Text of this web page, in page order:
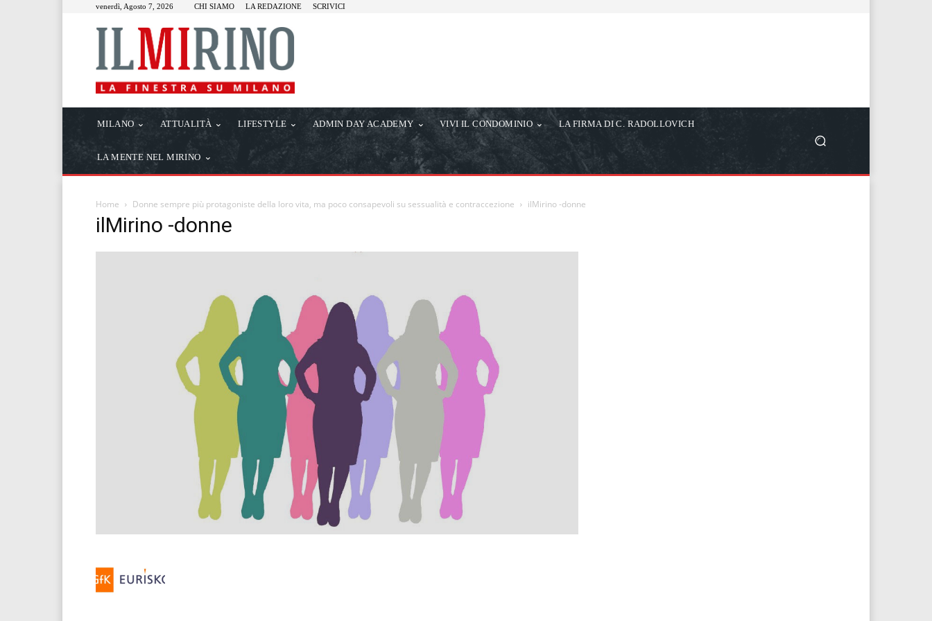
venerdì, Agosto 7, 2026 CHI SIAMO LA REDAZIONE SCRIVICI
MILANO ATTUALITÀ LIFESTYLE ADMIN DAY ACADEMY VIVI IL CONDOMINIO LA FIRMA DI C. RADOLLOVICH
LA MENTE NEL MIRINO
Home Donne sempre più protagoniste della loro vita, ma poco consapevoli su sessualità e contraccezione ilMirino -donne
ilMirino -donne